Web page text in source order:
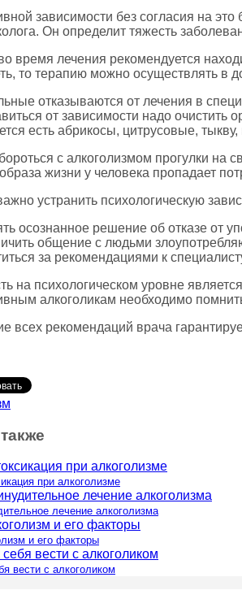
зависимости без согласия на
Он определит тяжесть
время лечения рекомендуется
то терапию можно осуществлять в
отказываются от лечения в
от зависимости надо очистить
есть абрикосы, цитрусовые,
с алкоголизмом прогулки на
жизни у человека пропадает
устранить психологическую
осознанное решение об отказе от
общение с людьми
за рекомендациями к
на психологическом уровне
алкоголикам необходимо
всех рекомендаций врача
при алкоголизме
лечение алкоголизма
и его факторы
вести с алкоголиком